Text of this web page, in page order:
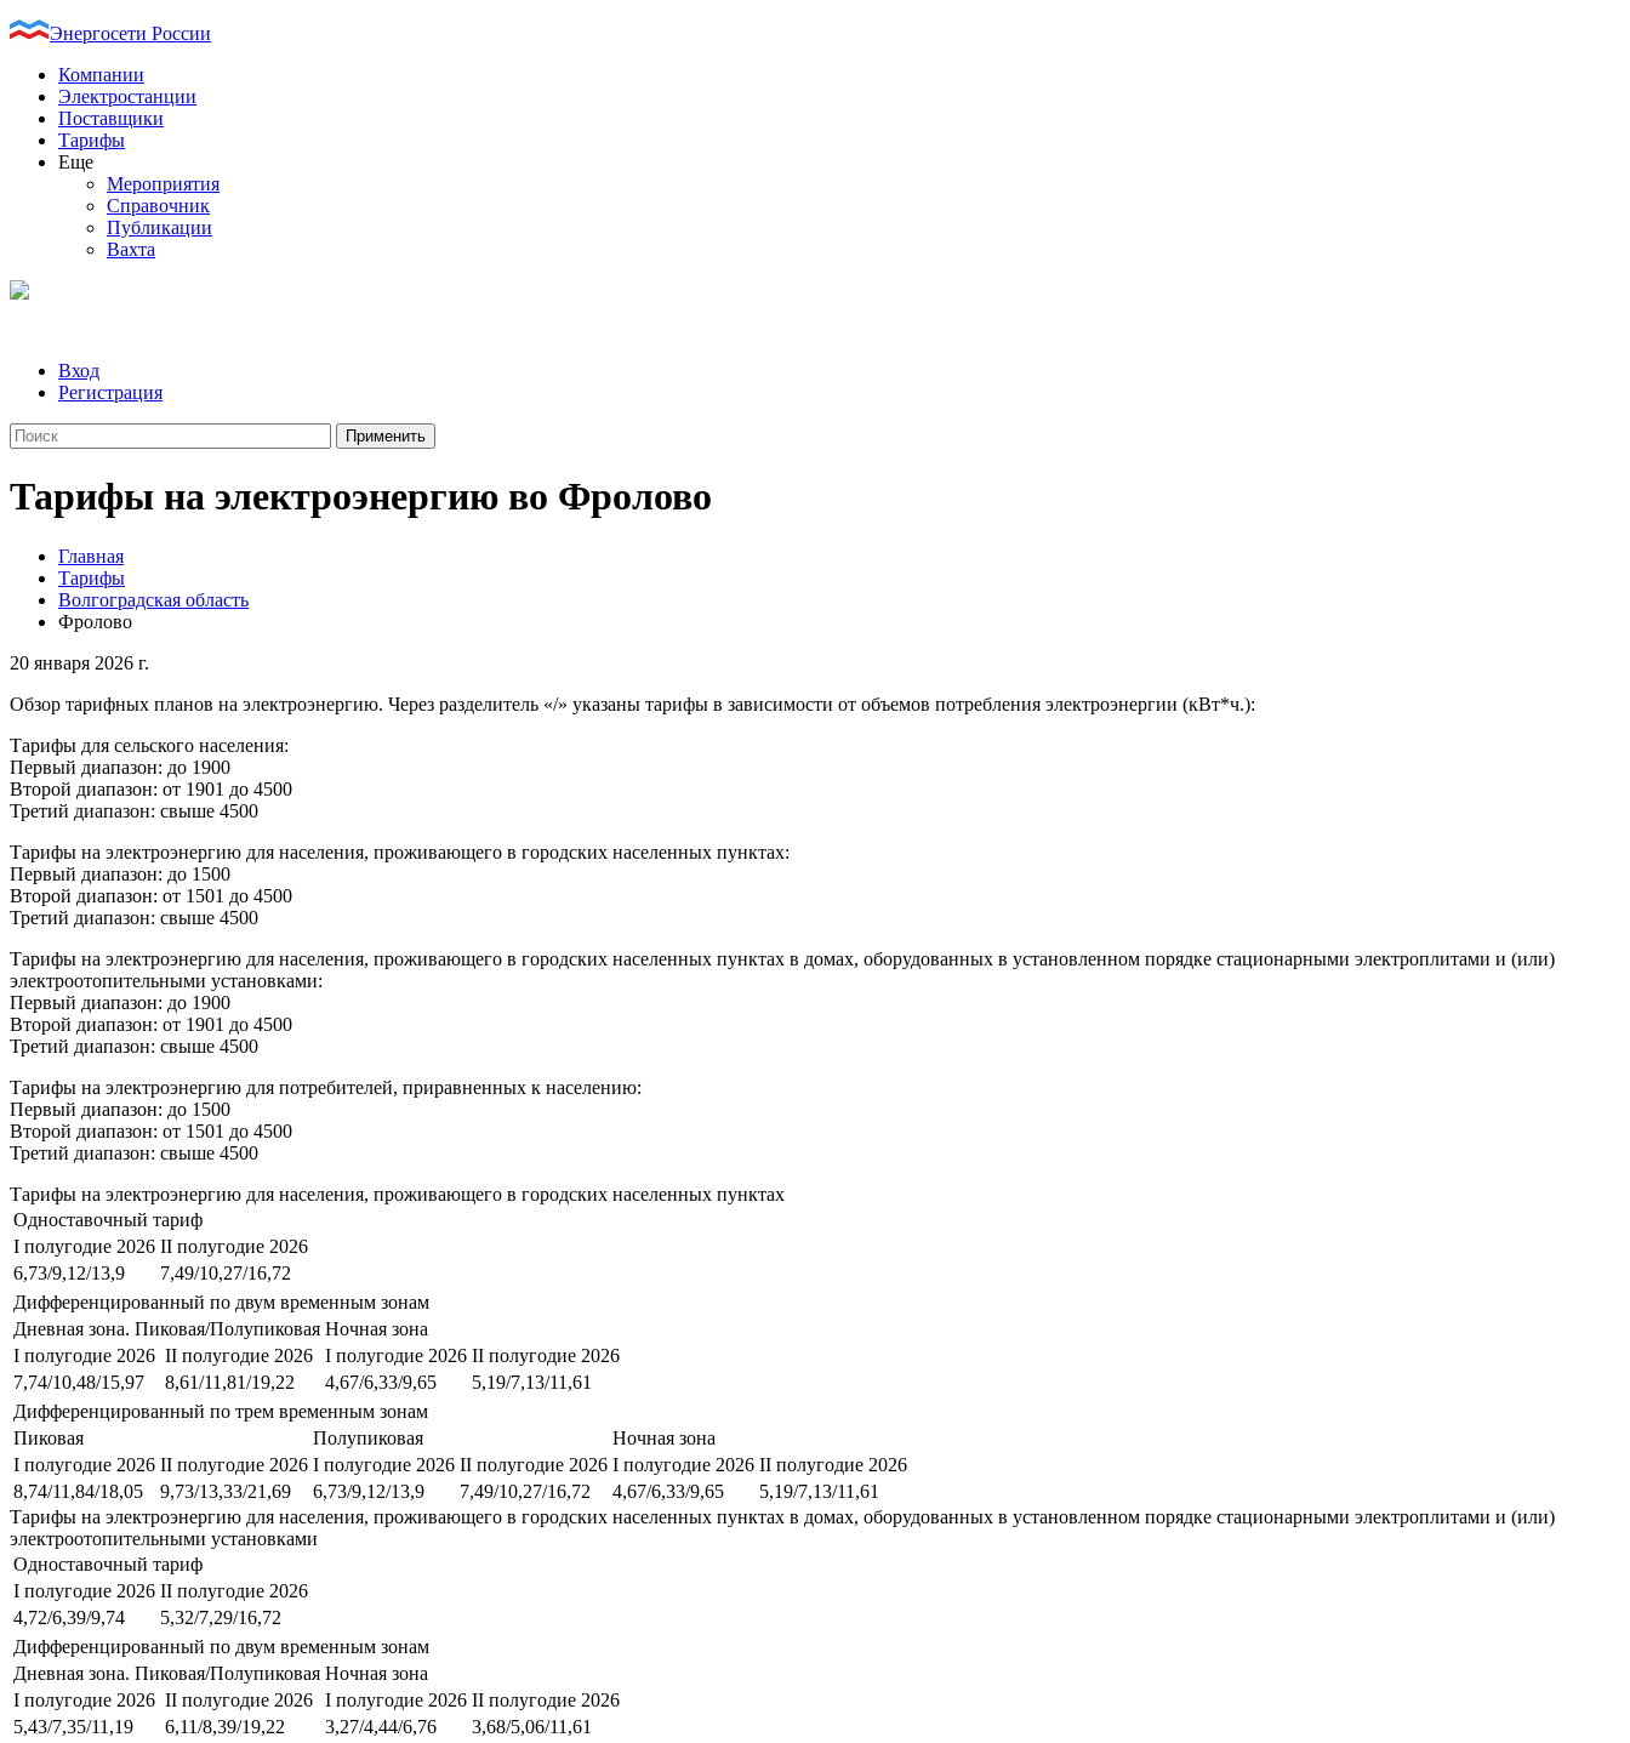
Энергосети России
Компании
Электростанции
Поставщики
Тарифы
Еще
Мероприятия
Справочник
Публикации
Вахта
Вход
Регистрация
Тарифы на электроэнергию во Фролово
Главная
Тарифы
Волгоградская область
Фролово
20 января 2026 г.
Обзор тарифных планов на электроэнергию. Через разделитель «/» указаны тарифы в зависимости от объемов потребления электроэнергии (кВт*ч.):
Тарифы для сельского населения:
Первый диапазон: до 1900
Второй диапазон: от 1901 до 4500
Третий диапазон: свыше 4500
Тарифы на электроэнергию для населения, проживающего в городских населенных пунктах:
Первый диапазон: до 1500
Второй диапазон: от 1501 до 4500
Третий диапазон: свыше 4500
Тарифы на электроэнергию для населения, проживающего в городских населенных пунктах в домах, оборудованных в установленном порядке стационарными электроплитами и (или)
электроотопительными установками:
Первый диапазон: до 1900
Второй диапазон: от 1901 до 4500
Третий диапазон: свыше 4500
Тарифы на электроэнергию для потребителей, приравненных к населению:
Первый диапазон: до 1500
Второй диапазон: от 1501 до 4500
Третий диапазон: свыше 4500
Тарифы на электроэнергию для населения, проживающего в городских населенных пунктах
Одноставочный тариф
I полугодие 2026 II полугодие 2026
6,73/9,12/13,9
7,49/10,27/16,72
Дифференцированный по двум временным зонам
Дневная зона. Пиковая/Полупиковая Ночная зона
I полугодие 2026 II полугодие 2026 I полугодие 2026 II полугодие 2026
7,74/10,48/15,97
8,61/11,81/19,22 4,67/6,33/9,65
5,19/7,13/11,61
Дифференцированный по трем временным зонам
Пиковая
Полупиковая
Ночная зона
I полугодие 2026 II полугодие 2026 I полугодие 2026 II полугодие 2026 I полугодие 2026 II полугодие 2026
8,74/11,84/18,05
9,73/13,33/21,69 6,73/9,12/13,9 7,49/10,27/16,72 4,67/6,33/9,65
5,19/7,13/11,61
Тарифы на электроэнергию для населения, проживающего в городских населенных пунктах в домах, оборудованных в установленном порядке стационарными электроплитами и (или)
электроотопительными установками
Одноставочный тариф
I полугодие 2026 II полугодие 2026
4,72/6,39/9,74
5,32/7,29/16,72
Дифференцированный по двум временным зонам
Дневная зона. Пиковая/Полупиковая Ночная зона
I полугодие 2026 II полугодие 2026 I полугодие 2026 II полугодие 2026
5,43/7,35/11,19
6,11/8,39/19,22 3,27/4,44/6,76
3,68/5,06/11,61